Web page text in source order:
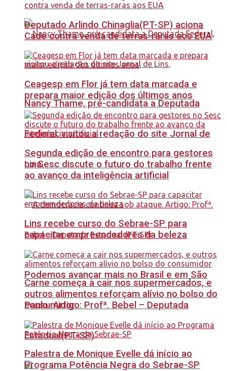
Nancy Thame, pré-candidata a Deputada
Federal, visitou a redação do site Jornal de
Lins.
Podemos avançar mais no Brasil e em São
Paulo. Artigo: Profª. Bebel – Deputada
Estadual(PT-SP)
Deputado Arlindo Chinaglia(PT-SP) aciona
Cade contra venda de terras-raras aos EUA
Ceagesp em Flor já tem data marcada e
prepara maior edição dos últimos anos
Segunda edição de encontro para gestores
no Sesc discute o futuro do trabalho frente
ao avanço da inteligência artificial
Lins recebe curso do Sebrae-SP para
capacitar empreendedores da beleza
Carne começa a cair nos supermercados, e
outros alimentos reforçam alívio no bolso do
consumidor
Palestra de Monique Evelle dá início ao
Programa Potência Negra do Sebrae-SP